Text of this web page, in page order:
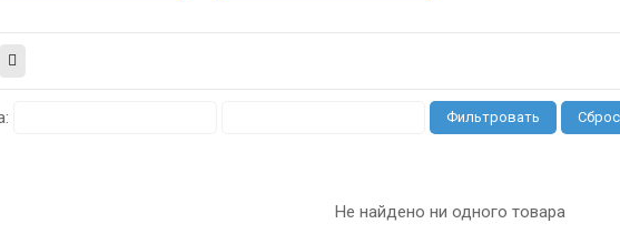
Фильтровать
Не найдено ни одного товара